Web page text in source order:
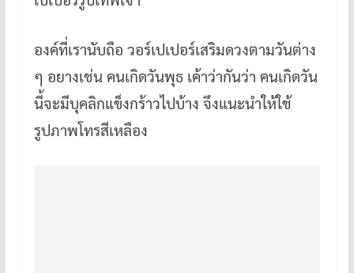
องค์ที่เรานับถือ วอร์เปเปอร์เสริมดวงตามวันต่าง
ๆ อยางเช่น คนเกิดวันพุธ เค้าว่ากันว่า คนเกิดวัน
นี้จะมีบุคลิกแข็งกร้าวไปบ้าง จึงแนะนำให้ใช้
รูปภาพโทรสีเหลือง